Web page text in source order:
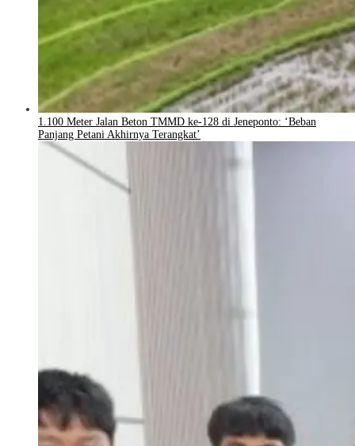
1.100 Meter Jalan Beton TMMD ke-128 di Jeneponto: ‘Beban
Panjang Petani Akhirnya Terangkat’